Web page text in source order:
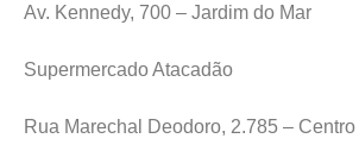
Av. Kennedy, 700 – Jardim do Mar
Supermercado Atacadão
Rua Marechal Deodoro, 2.785 – Centro